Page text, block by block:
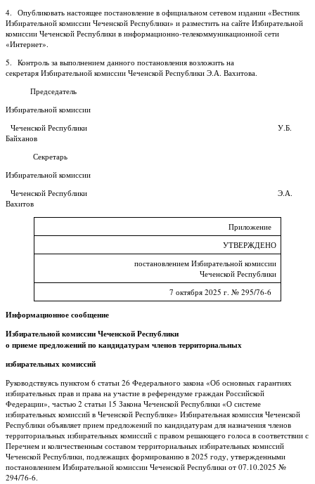
4. Опубликовать настоящее постановление в официальном сетевом издании «Вестник
Избирательной комиссии Чеченской Республики» и разместить на сайте Избирательной
комиссии Чеченской Республики в информационно-телекоммуникационной сети
«Интернет».
5. Контроль за выполнением данного постановления возложить на
секретаря Избирательной комиссии Чеченской Республики Э.А. Вахитова.
Председатель
Избирательной комиссии
Чеченской Республики У.Б.
Байханов
Секретарь
Избирательной комиссии
Чеченской Республики Э.А.
Вахитов
Приложение
УТВЕРЖДЕНО
постановлением Избирательной комиссии
Чеченской Республики
7 октября 2025 г. № 295/76-6
Информационное сообщение
Избирательной комиссии Чеченской Республики
о приеме предложений по кандидатурам членов территориальных
избирательных комиссий
Руководствуясь пунктом 6 статьи 26 Федерального закона «Об основных гарантиях
избирательных прав и права на участие в референдуме граждан Российской
Федерации», частью 2 статьи 15 Закона Чеченской Республики «О системе
избирательных комиссий в Чеченской Республике» Избирательная комиссия Чеченской
Республики объявляет прием предложений по кандидатурам для назначения членов
территориальных избирательных комиссий с правом решающего голоса в соответствии с
Перечнем и количественным составом территориальных избирательных комиссий
Чеченской Республики, подлежащих формированию в 2025 году, утвержденными
постановлением Избирательной комиссии Чеченской Республики от 07.10.2025 №
294/76-6.